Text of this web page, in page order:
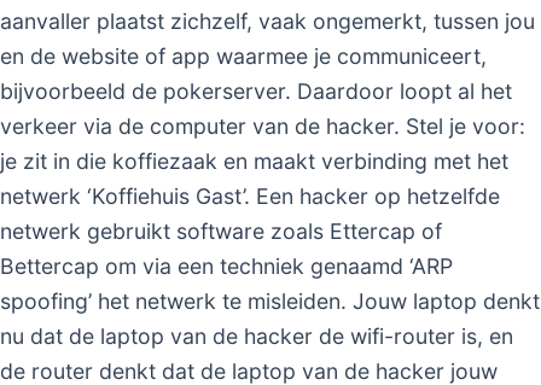
aanvaller plaatst zichzelf, vaak ongemerkt, tussen jou
en de website of app waarmee je communiceert,
bijvoorbeeld de pokerserver. Daardoor loopt al het
verkeer via de computer van de hacker. Stel je voor:
je zit in die koffiezaak en maakt verbinding met het
netwerk ‘Koffiehuis Gast’. Een hacker op hetzelfde
netwerk gebruikt software zoals Ettercap of
Bettercap om via een techniek genaamd ‘ARP
spoofing’ het netwerk te misleiden. Jouw laptop denkt
nu dat de laptop van de hacker de wifi-router is, en
de router denkt dat de laptop van de hacker jouw